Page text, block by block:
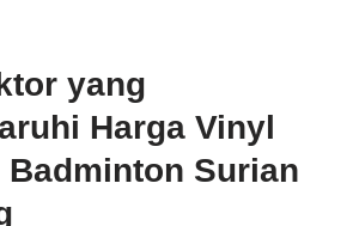
yang
Harga Vinyl
Badminton Surian